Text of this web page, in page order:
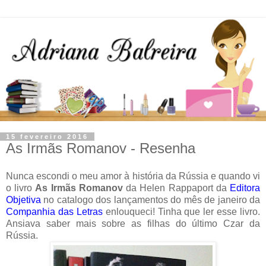
15 fevereiro 2016
As Irmãs Romanov - Resenha
Nunca escondi o meu amor à história da Rússia e quando vi
o livro As Irmãs Romanovda Helen Rappaport da Editora
Objetiva no catalogo dos lançamentos do mês de janeiro da
Companhia das Letrasenlouqueci! Tinha que ler esse livro.
Ansiava saber mais sobre as filhas do último Czar da
Rússia.